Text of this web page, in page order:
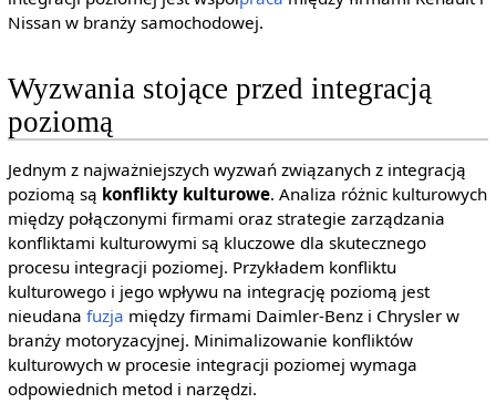
Nissan w branży samochodowej.
Wyzwania stojące przed integracją
poziomą
Jednym z najważniejszych wyzwań związanych z integracją
poziomą są konflikty kulturowe. Analiza różnic kulturowych
między połączonymi firmami oraz strategie zarządzania
konfliktami kulturowymi są kluczowe dla skutecznego
procesu integracji poziomej. Przykładem konfliktu
kulturowego i jego wpływu na integrację poziomą jest
nieudana fuzja między firmami Daimler-Benz i Chrysler w
branży motoryzacyjnej. Minimalizowanie konfliktów
kulturowych w procesie integracji poziomej wymaga
odpowiednich metod i narzędzi.